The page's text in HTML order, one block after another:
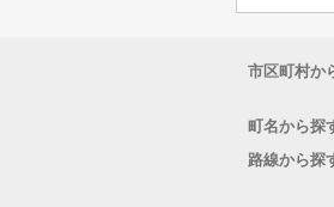
市区町村か
町名から探
路線から探